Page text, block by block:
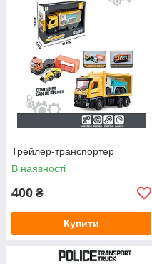
Трейлер-транспортер
В наявності
400 ₴
Купити